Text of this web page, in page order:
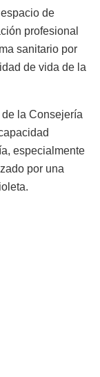
de
profesional
sanitario por
de vida de la
la Consejería
especialmente
por una